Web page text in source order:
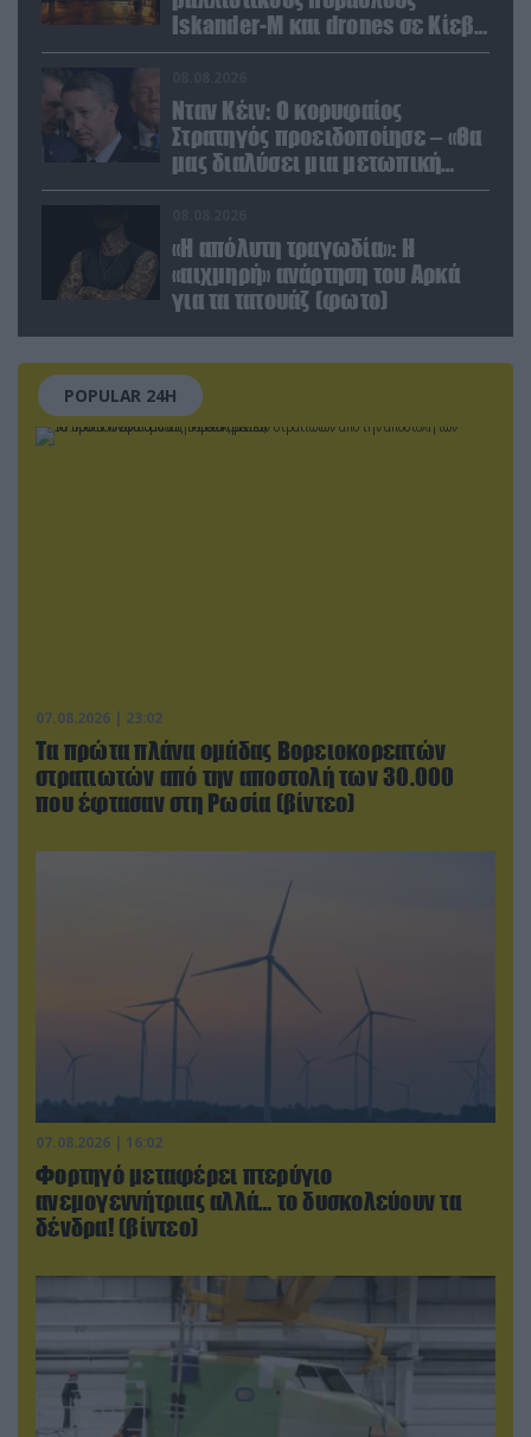
Iskander-M και drones σε Κίεβο
και Ντνιπροπετρόφσκ: Ισχυρές
Νταν Κέιν: Ο κορυφαίος
Στρατηγός προειδοποίησε – «Θα
μας διαλύσει μια μετωπική
σύγκρουση με το Ιράν» – Τι
«Η απόλυτη τραγωδία»: Η
«αιχμηρή» ανάρτηση του Αρκά
για τα τατουάζ (φωτο)
POPULAR 24H
07.08.2026 | 23:02
Τα πρώτα πλάνα ομάδας Βορειοκορεατών
στρατιωτών από την αποστολή των 30.000
που έφτασαν στη Ρωσία (βίντεο)
07.08.2026 | 16:02
Φορτηγό μεταφέρει πτερύγιο
ανεμογεννήτριας αλλά… το δυσκολεύουν τα
δένδρα! (βίντεο)